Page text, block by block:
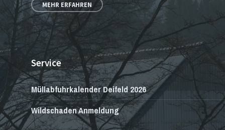
MEHR ERFAHREN
Service
Müllabfuhrkalender Deifeld 2026
Wildschaden Anmeldung